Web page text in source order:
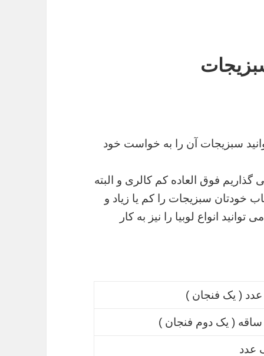
سبزیجات آن را به خواست خود
فوق العاده کم کالری و البته
خودتان سبزیجات را کم یا زیاد و
انواع لوبیا را نیز به کار
عدد ( یک فنجان )
ساقه ( یک دوم فنجان )
عدد